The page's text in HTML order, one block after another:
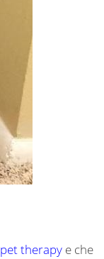
pet therapy e che